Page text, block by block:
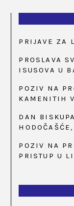
PRIJAVE ZA
PROSLAVA
ISUSOVA U
POZIV NA
KAMENITIH
DAN
BISTRICI,
POZIV NA
PRISTUP U